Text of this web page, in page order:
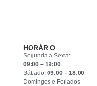
HORÁRIO
Segunda a Sexta:
09:00 – 19:00
Sábado:09:00 – 18:00
Domingos e Feriados: